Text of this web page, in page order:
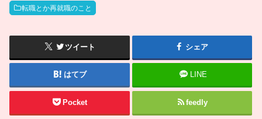
転職とか再就職のこと
ツイート シェア
はてブ LINE
Pocket feedly